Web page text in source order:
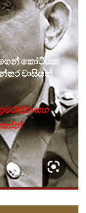
කෝටියක
වාසියක්
සහ